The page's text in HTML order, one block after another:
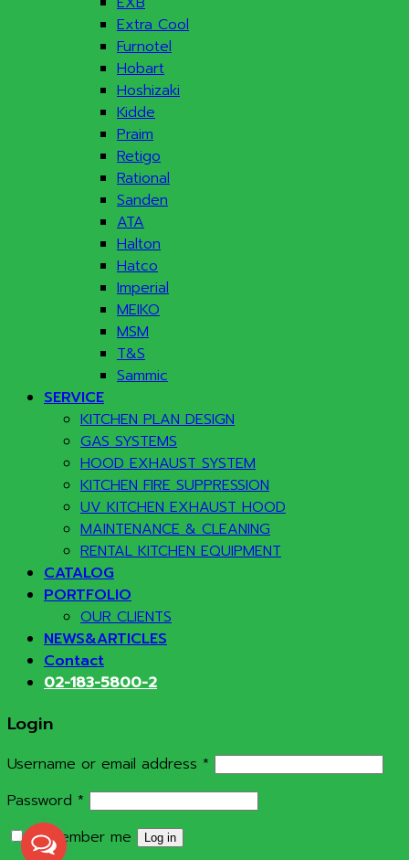
Extra Cool
Furnotel
Hobart
Hoshizaki
Kidde
Praim
Retigo
Rational
Sanden
ATA
Halton
Hatco
Imperial
MEIKO
MSM
T&S
Sammic
SERVICE
KITCHEN PLAN DESIGN
GAS SYSTEMS
HOOD EXHAUST SYSTEM
KITCHEN FIRE SUPPRESSION
UV KITCHEN EXHAUST HOOD
MAINTENANCE & CLEANING
RENTAL KITCHEN EQUIPMENT
CATALOG
PORTFOLIO
OUR CLIENTS
NEWS&ARTICLES
Contact
02-183-5800-2
Login
Username or email address *
Password *
Remember me
Log in